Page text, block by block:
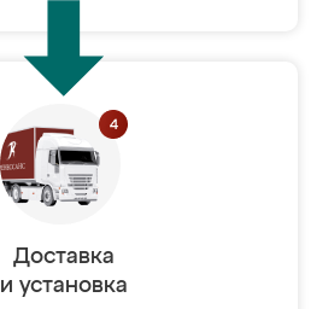
Доставка
и установка